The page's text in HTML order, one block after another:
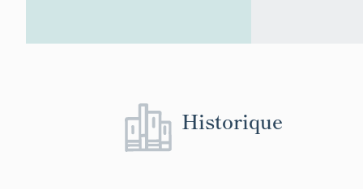
Historique